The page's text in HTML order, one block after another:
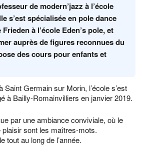
de modern’jazz à l’école
s’est spécialisée en pole dance
à l’école Eden’s pole, et
auprès de figures reconnues du
des cours pour enfants et
Saint Germain sur Morin, l’école s’est
à Bailly-Romainvilliers en janvier 2019.
par une ambiance conviviale, où le
plaisir sont les maîtres-mots.
tout au long de l’année.